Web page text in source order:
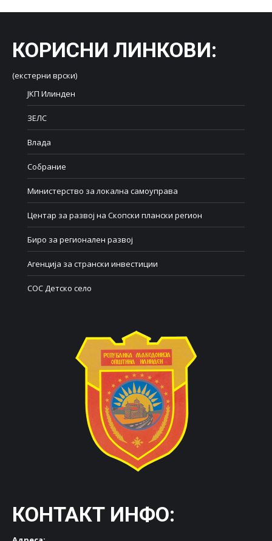
КОРИСНИ ЛИНКОВИ:
(екстерни врски)
ЈКП Илинден
ЗЕЛС
Влада
Собрание
Министерство за локална самоуправа
Центар за развој на Скопски плански регион
Биро за регионален развој
Агенција за странски инвестиции
СОС Детско село
КОНТАКТ ИНФО: